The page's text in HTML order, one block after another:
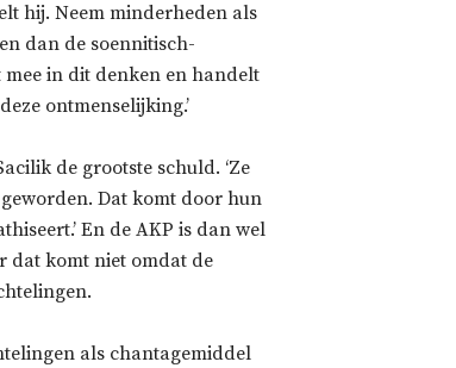
hij. Neem minderheden als
dan de soennitisch-
mee in dit denken en handelt
ontmenselijking.’
de grootste schuld. ‘Ze
Dat komt door hun
En de AKP is dan wel
dat komt niet omdat de
als chantagemiddel